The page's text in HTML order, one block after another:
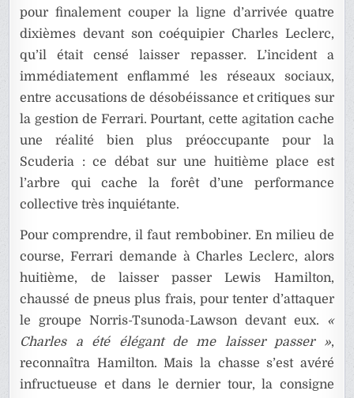
pour finalement couper la ligne d’arrivée quatre
dixièmes devant son coéquipier Charles Leclerc,
qu’il était censé laisser repasser. L’incident a
immédiatement enflammé les réseaux sociaux,
entre accusations de désobéissance et critiques sur
la gestion de Ferrari. Pourtant, cette agitation cache
une réalité bien plus préoccupante pour la
Scuderia : ce débat sur une huitième place est
l’arbre qui cache la forêt d’une performance
collective très inquiétante.
Pour comprendre, il faut rembobiner. En milieu de
course, Ferrari demande à Charles Leclerc, alors
huitième, de laisser passer Lewis Hamilton,
chaussé de pneus plus frais, pour tenter d’attaquer
le groupe Norris-Tsunoda-Lawson devant eux. «
Charles a été élégant de me laisser passer »,
reconnaîtra Hamilton. Mais la chasse s’est avéré
infructueuse et dans le dernier tour, la consigne